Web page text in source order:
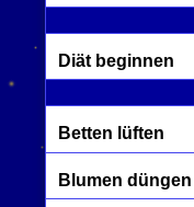
Diät beginnen
Betten lüften
Blumen düngen